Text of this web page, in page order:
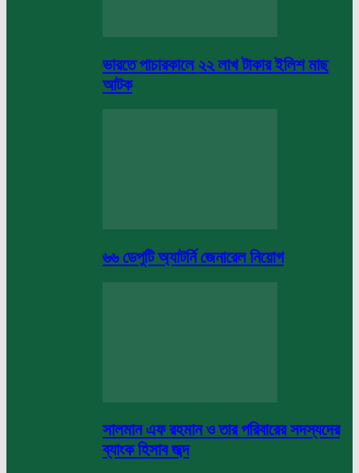
ভারতে পাচারকালে ২২ লাখ টাকার ইলিশ মাছ
আটক
৬৬ ডেপুটি অ্যাটর্নি জেনারেল নিয়োগ
সালমান এফ রহমান ও তার পরিবারের সদস্যদের
ব্যাংক হিসাব জব্দ